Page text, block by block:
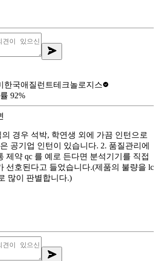
한국애질런트테크놀로지스
92%
경우 석박, 학연생 외에 가끔 인턴으로
공기업 인턴이 있습니다. 2. 품질관리에
제약 qc 를 예로 든다면 분석기기를 직접
선호된다고 들었습니다.(제품의 불량을 lc
많이 판별합니다.)